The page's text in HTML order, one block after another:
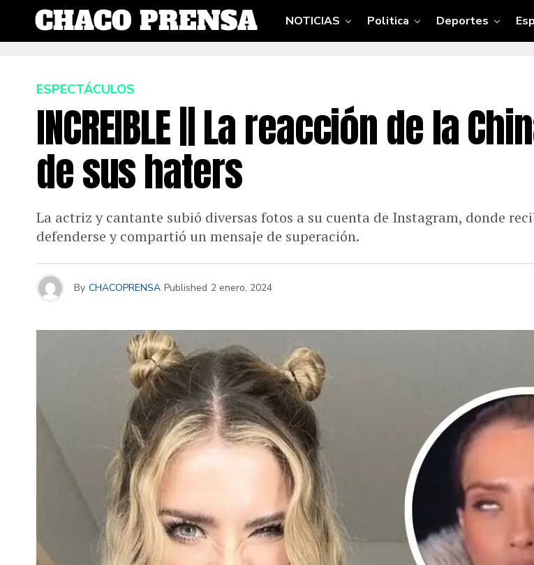
NOTICIAS Politica Deportes
ESPECTÁCULOS
INCREIBLE || La reacción de la
de sus haters
La actriz y cantante subió diversas fotos a su cuenta de Instagram, donde
defenderse y compartió un mensaje de superación.
By CHACOPRENSA Published 2 enero, 2024